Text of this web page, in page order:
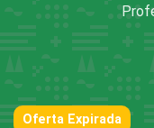
Oferta Expirada